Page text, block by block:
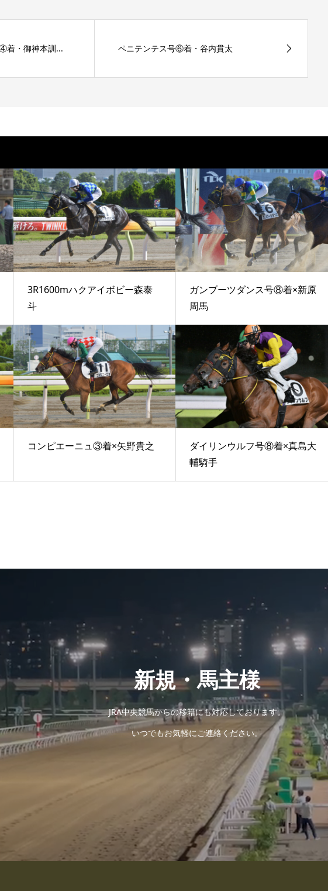
着・御神本訓... ペニテンテス号⑥着・谷内貫太
3R1600mハクアイボビー森泰
斗
ガンブーツダンス号⑧着×新原
周馬
コンピエーニュ③着×矢野貴之
ダイリンウルフ号⑧着×真島大
輔騎手
新規・馬主様
JRA中央競馬からの移籍にも対応しております。
いつでもお気軽にご連絡ください。